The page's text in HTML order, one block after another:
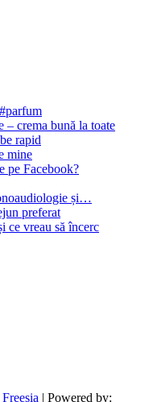
– crema bună la toate
rapid
mine
pe Facebook?
și…
preferat
ce vreau să încerc
| Powered by: